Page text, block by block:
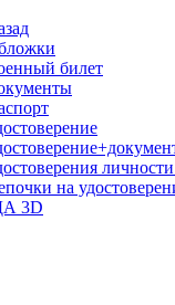
билет
на
3D